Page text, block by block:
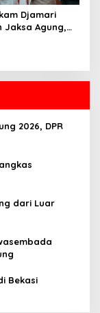
Djamari
Jaksa Agung,
2026, DPR
dari Luar
Bekasi